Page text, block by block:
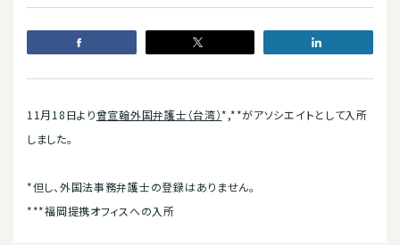
11月18日より曾宣翰外国弁護士（台湾）*,**がアソシエイトとして入所
しました。
*但し、外国法事務弁護士の登録はありません。
***福岡提携オフィスへの入所